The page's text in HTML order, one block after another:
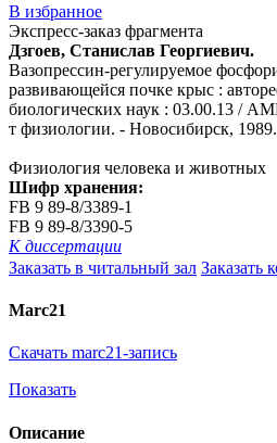
В избранное
Экспресс-заказ фрагмента
Дзгоев, Станислав Георгиевич.
Вазопрессин-регулируемое
развивающейся почке крыс :
биологических наук : 03.00.13 /
т физиологии. - Новосибирск,
Физиология человека и животных
Шифр хранения:
FB 9 89-8/3389-1
FB 9 89-8/3390-5
К диссертации
Заказать в читальный зал Заказать
Marc21
Скачать marc21-запись
Показать
Описание